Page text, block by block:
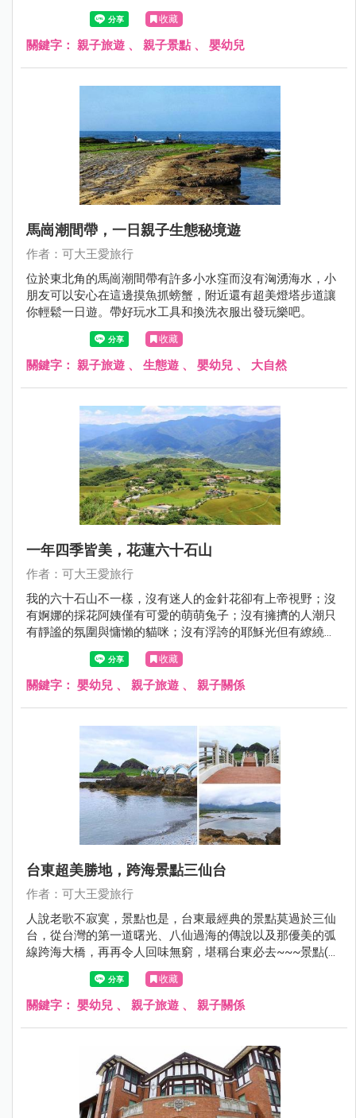
布其他親子公園可以下班休息去啦。
收藏
關鍵字： 親子旅遊 、 親子景點 、 嬰幼兒
馬崗潮間帶，一日親子生態秘境遊
作者：可大王愛旅行
位於東北角的馬崗潮間帶有許多小水窪而沒有洶湧海水，小
朋友可以安心在這邊摸魚抓螃蟹，附近還有超美燈塔步道讓
你輕鬆一日遊。帶好玩水工具和換洗衣服出發玩樂吧。
收藏
關鍵字： 親子旅遊 、 生態遊 、 嬰幼兒 、 大自然
一年四季皆美，花蓮六十石山
作者：可大王愛旅行
我的六十石山不一樣，沒有迷人的金針花卻有上帝視野；沒
有婀娜的採花阿姨僅有可愛的萌萌兔子；沒有擁擠的人潮只
有靜謐的氛圍與慵懶的貓咪；沒有浮誇的耶穌光但有繚繞山
嵐將我的心繫在這塊美麗的土地。原來，六十石山一年四季
皆美，讓人驚豔。
收藏
關鍵字： 嬰幼兒 、 親子旅遊 、 親子關係
台東超美勝地，跨海景點三仙台
作者：可大王愛旅行
人說老歌不寂寞，景點也是，台東最經典的景點莫過於三仙
台，從台灣的第一道曙光、八仙過海的傳說以及那優美的弧
線跨海大橋，再再令人回味無窮，堪稱台東必去~~~景點(斷
點斷得很尷尬)。三仙台也是台灣少有的跨海景點，拾階踏上
拱橋遠眺愛心海灣。一旁是礫石沙灘，小孩玩石頭，爸媽吹
著海風讓人忘憂解愁。出發吧，一起越過跨海拱橋，尋找傳
收藏
關鍵字： 嬰幼兒 、 親子旅遊 、 親子關係